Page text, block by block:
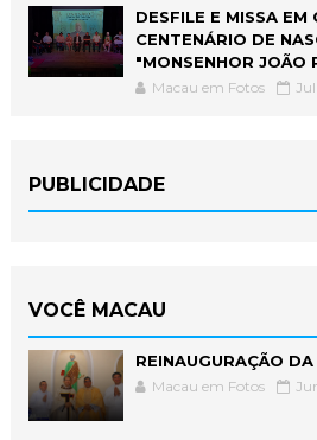
DESFILE E MISSA
CENTENÁRIO DE
"MONSENHOR JOÃO
Macau em Fotos
PUBLICIDADE
VOCÊ MACAU
REINAUGURAÇÃO
Macau em Fotos